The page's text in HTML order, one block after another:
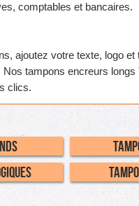
comptables et bancaires.
ajoutez votre texte, logo et
tampons encreurs longs
clics.